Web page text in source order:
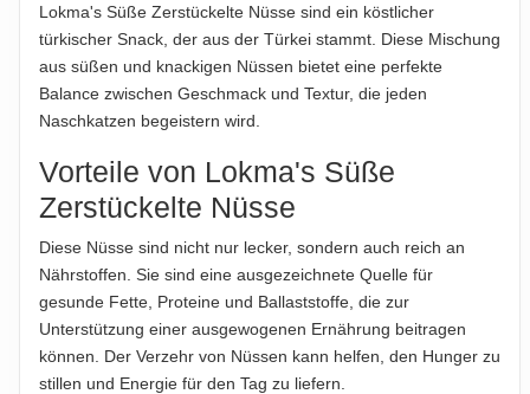
HINWEIS
Für die vorstehenden Angaben wird keine Haftung
übernommen...
ABTROPFGEWICHT
NETTOFÜLLMENGE
Hinweis zur Haftung: Für die vorstehenden Angaben wird keine Haftung
Produktverpackung; nur diese sind verbindlich.
Lokma's Süße Zerstückelte Nüsse sind ein köstlicher
türkischer Snack, der aus der Türkei stammt. Diese Mischung
aus süßen und knackigen Nüssen bietet eine perfekte
Balance zwischen Geschmack und Textur, die jeden
Naschkatzen begeistern wird.
Vorteile von Lokma's Süße
Zerstückelte Nüsse
Diese Nüsse sind nicht nur lecker, sondern auch reich an
Nährstoffen. Sie sind eine ausgezeichnete Quelle für
gesunde Fette, Proteine und Ballaststoffe, die zur
Unterstützung einer ausgewogenen Ernährung beitragen
können. Der Verzehr von Nüssen kann helfen, den Hunger zu
stillen und Energie für den Tag zu liefern.